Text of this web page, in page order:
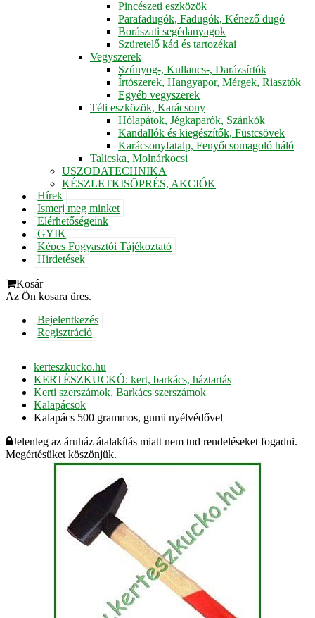
Pincészeti eszközök
Parafadugók, Fadugók, Kénező dugó
Borászati segédanyagok
Szüretelő kád és tartozékai
Vegyszerek
Szúnyog-, Kullancs-, Darázsírtók
Írtószerek, Hangyapor, Mérgek, Riasztók
Egyéb vegyszerek
Téli eszközök, Karácsony
Hólapátok, Jégkaparók, Szánkók
Kandallók és kiegészítők, Füstcsövek
Karácsonyfatalp, Fenyőcsomagoló háló
Talicska, Molnárkocsi
USZODATECHNIKA
KÉSZLETKISÖPRÉS, AKCIÓK
Hírek
Ismerj meg minket
Elérhetőségeink
GYIK
Képes Fogyasztói Tájékoztató
Hirdetések
Kosár
Az Ön kosara üres.
Bejelentkezés
Regisztráció
kerteszkucko.hu
KERTÉSZKUCKÓ: kert, barkács, háztartás
Kerti szerszámok, Barkács szerszámok
Kalapácsok
Kalapács 500 grammos, gumi nyélvédővel
Jelenleg az áruház átalakítás miatt nem tud rendeléseket fogadni.
Megértésüket köszönjük.